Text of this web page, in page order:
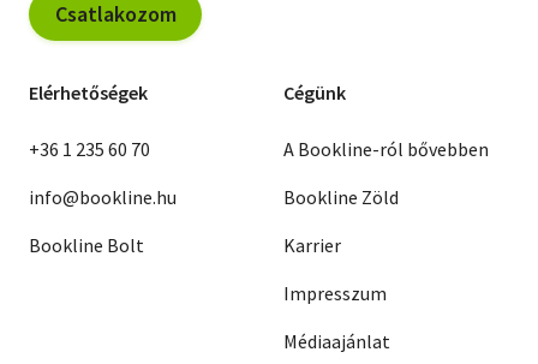
Csatlakozom
Elérhetőségek
+36 1 235 60 70
info@bookline.hu
Bookline Bolt
Cégünk
A Bookline-ról bővebben
Bookline Zöld
Karrier
Impresszum
Médiaajánlat